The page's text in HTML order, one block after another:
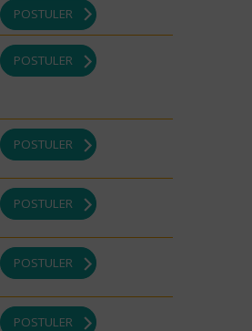
POSTULER
POSTULER
POSTULER
POSTULER
POSTULER
POSTULER